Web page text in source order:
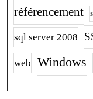
référencement
sql server 2008
web Windows